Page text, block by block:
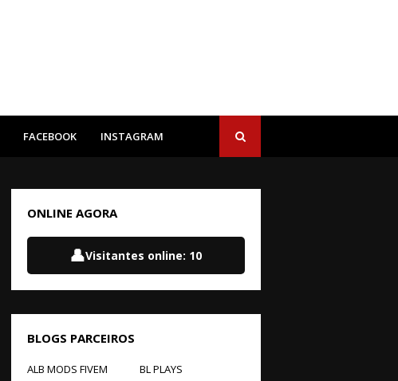
FACEBOOK INSTAGRAM
ONLINE AGORA
👤Visitantes online: 10
BLOGS PARCEIROS
ALB MODS FIVEM
BL PLAYS